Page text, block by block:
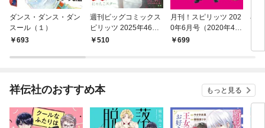
ダンス・ダンス・ダン
スール（１）
693
週刊ビッグコミックス
ピリッツ 2025年46号
【デジタル版限定グラ
510
月刊！スピリッツ 202
0年6月号（2020年4月
25日発売号）
699
小
祥伝社のおすすめ本 もっと見る